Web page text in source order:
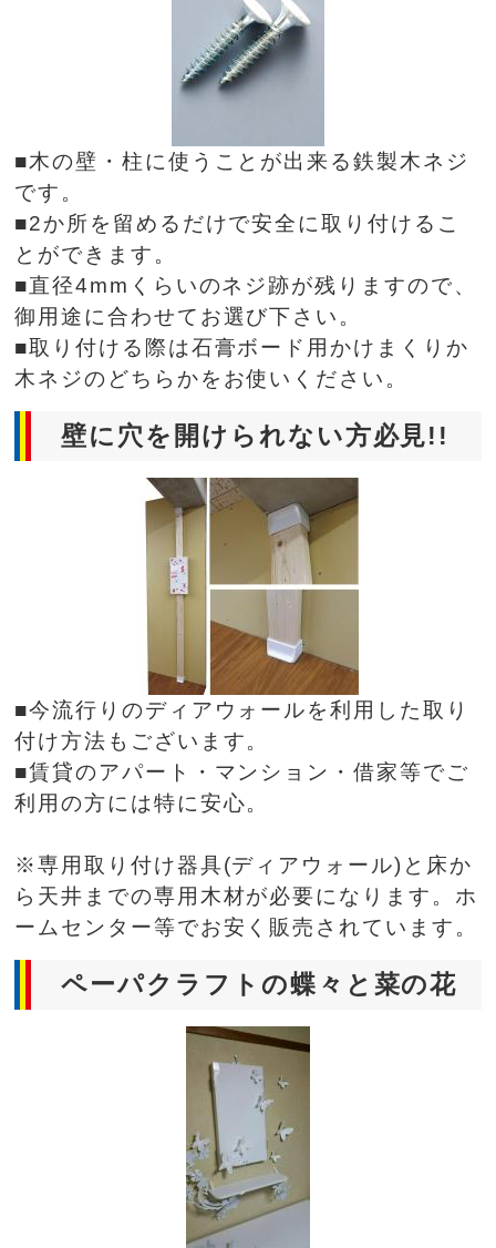
■木の壁・柱に使うことが出来る鉄製木ネジ
です。
■2か所を留めるだけで安全に取り付けるこ
とができます。
■直径4mmくらいのネジ跡が残りますので、
御用途に合わせてお選び下さい。
■取り付ける際は石膏ボード用かけまくりか
木ネジのどちらかをお使いください。
壁に穴を開けられない方必見!!
■今流行りのディアウォールを利用した取り
付け方法もございます。
■賃貸のアパート・マンション・借家等でご
利用の方には特に安心。
※専用取り付け器具(ディアウォール)と床か
ら天井までの専用木材が必要になります。ホ
ームセンター等でお安く販売されています。
ペーパクラフトの蝶々と菜の花